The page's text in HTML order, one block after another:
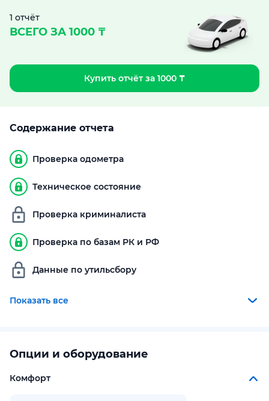
1 отчёт
ВСЕГО ЗА 1000 ₸
Купить отчёт за 1000 ₸
Содержание отчета
Проверка одометра
Техническое состояние
Проверка криминалиста
Проверка по базам РК и РФ
Данные по утильсбору
Показать все
Опции и оборудование
Комфорт